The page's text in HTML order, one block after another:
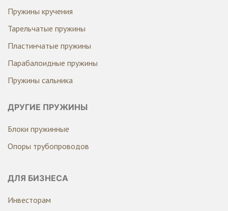
Пружины кручения
Тарельчатые пружины
Пластинчатые пружины
Парабалоидные пружины
Пружины сальника
ДРУГИЕ ПРУЖИНЫ
Блоки пружинные
Опоры трубопроводов
ДЛЯ БИЗНЕСА
Инвесторам